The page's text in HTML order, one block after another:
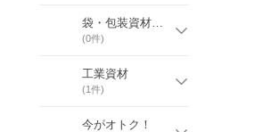
袋・包装資材￥容器関係
(0件)
工業資材
(1件)
今がオトク！